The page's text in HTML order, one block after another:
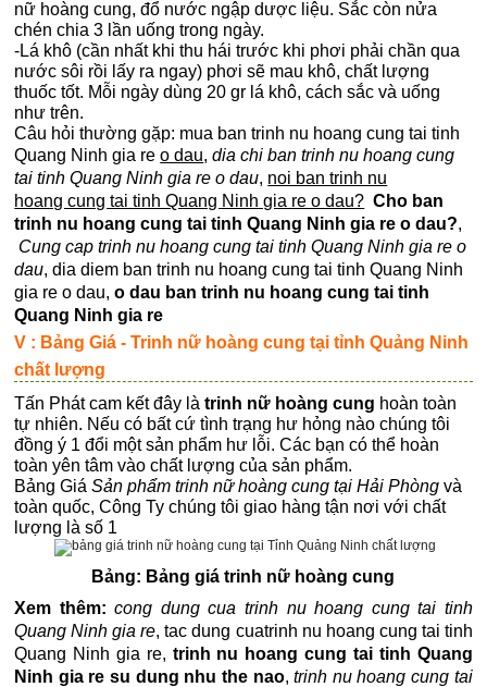
nữ hoàng cung, đổ nước ngập dược liệu. Sắc còn nửa
chén chia 3 lần uống trong ngày.
-Lá khô (cần nhất khi thu hái trước khi phơi phải chần qua
nước sôi rồi lấy ra ngay) phơi sẽ mau khô, chất lượng
thuốc tốt. Mỗi ngày dùng 20 gr lá khô, cách sắc và uống
như trên.
Câu hỏi thường gặp: mua ban trinh nu hoang cung tai tinh
Quang Ninh gia reo dau,dia chi ban trinh nu hoang cung
tai tinh Quang Ninh gia re o dau, noi ban trinh nu
hoang cung tai tinh Quang Ninh gia re o dau? Cho ban
trinh nu hoang cung tai tinh Quang Ninh gia re o dau?,
Cung cap trinh nu hoang cung tai tinh Quang Ninh gia re o
dau, dia diem ban trinh nu hoang cung tai tinh Quang Ninh
gia re o dau,o dau ban trinh nu hoang cung tai tinh
Quang Ninh gia re
V : Bảng Giá - Trinh nữ hoàng cung tại tỉnh Quảng Ninh
chất lượng
Tấn Phát cam kết đây làtrinh nữ hoàng cung hoàn toàn
tự nhiên. Nếu có bất cứ tình trạng hư hỏng nào chúng tôi
đồng ý 1 đổi một sản phẩm hư lỗi. Các bạn có thể hoàn
toàn yên tâm vào chất lượng của sản phẩm.
Bảng GiáSản phẩm trinh nữ hoàng cung tại Hải Phòng và
toàn quốc, Công Ty chúng tôi giao hàng tận nơi với chất
lượng là số 1
Bảng: Bảng giá trinh nữ hoàng cung
Xem thêm: cong dung cua trinh nu hoang cung tai tinh
Quang Ninh gia re, tac dung cuatrinh nu hoang cung tai tinh
Quang Ninh gia re, trinh nu hoang cung tai tinh Quang
Ninh gia re su dung nhu the nao,trinh nu hoang cung tai